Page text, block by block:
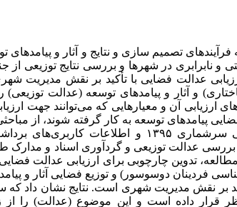
تصمیم سازی و نتایج و آثار و پیامدهای
نابرابری در شهرها و بررسی نتایج توزیعی از
عدالت فضایی با تأکید بر نقش مدیریت
و آثار و پیامدهای توسعه (عدالت توزیعی)
ارزیابی آن و معیارهایی که می‌توانند جهت
پیامدهای توسعه به کار گرفته شوند، از
این پژوهش موردتوجه هستند. از اطلاعات و داده‌های جی‌ای اسی سرشماری ۱۳۹۵
و معماری شهرداری ارومیه در سال ۱۳۹۹ برای بررسی عدالت توزیعی و گردآوری
تدوین چارچوبی برای ارزیابی عدالت فضایی
فردینان دوسوسور) و توزیع فضایی آثار و
بر نقش مدیریت شهری است. نتایج نشان داد
قرار داده است و این موضوع (عدالت) را از